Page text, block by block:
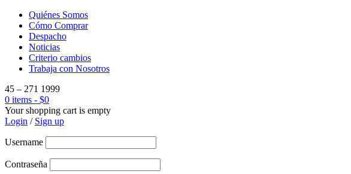
Quiénes Somos
Cómo Comprar
Despacho
Noticias
Criterio cambios
Trabaja con Nosotros
45 – 271 1999
0 items - $0
Your shopping cart is empty
Login / Sign up
Username
Contraseña